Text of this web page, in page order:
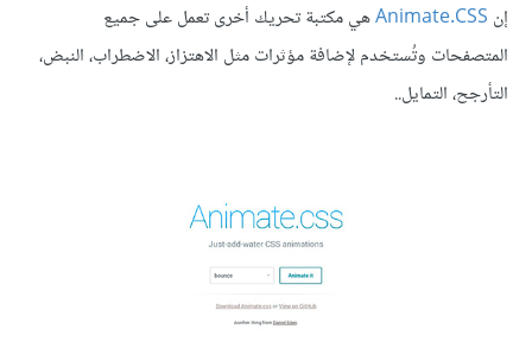
إن Animate.CSSهي مكتبة تحريك أخرى تعمل على جميع
المتصفحات وتُستخدم لإضافة مؤثرات مثل الاهتزاز، ‏الاضطراب، النبض،
التأرجح، التمايل..‏